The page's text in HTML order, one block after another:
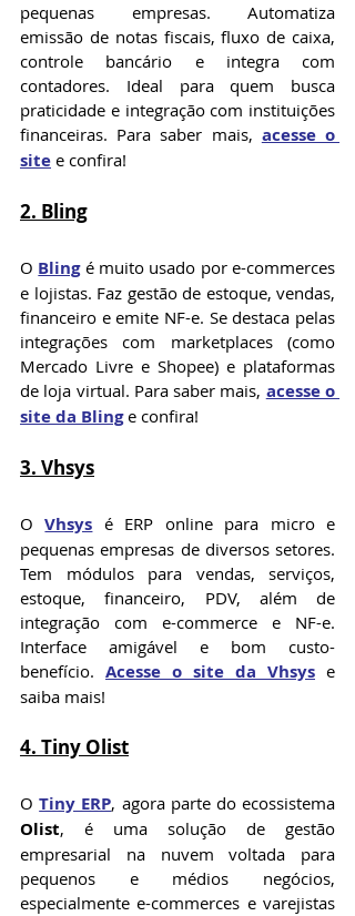
pequenas empresas. Automatiza
emissão de notas fiscais, fluxo de caixa,
controle bancário e integra com
contadores. Ideal para quem busca
praticidade e integração com instituições
financeiras. Para saber mais, acesse o
site e confira!
2. Bling
O Bling é muito usado por e-commerces
e lojistas. Faz gestão de estoque, vendas,
financeiro e emite NF-e. Se destaca pelas
integrações com marketplaces (como
Mercado Livre e Shopee) e plataformas
de loja virtual. Para saber mais, acesse o
site da Bling e confira!
3. Vhsys
O Vhsys é ERP online para micro e
pequenas empresas de diversos setores.
Tem módulos para vendas, serviços,
estoque, financeiro, PDV, além de
integração com e-commerce e NF-e.
Interface amigável e bom custo-
benefício. Acesse o site da Vhsys e
saiba mais!
4. Tiny Olist
O Tiny ERP
Olist, é uma solução de gestão
empresarial na nuvem voltada para
pequenos e médios negócios,
especialmente e-commerces e varejistas